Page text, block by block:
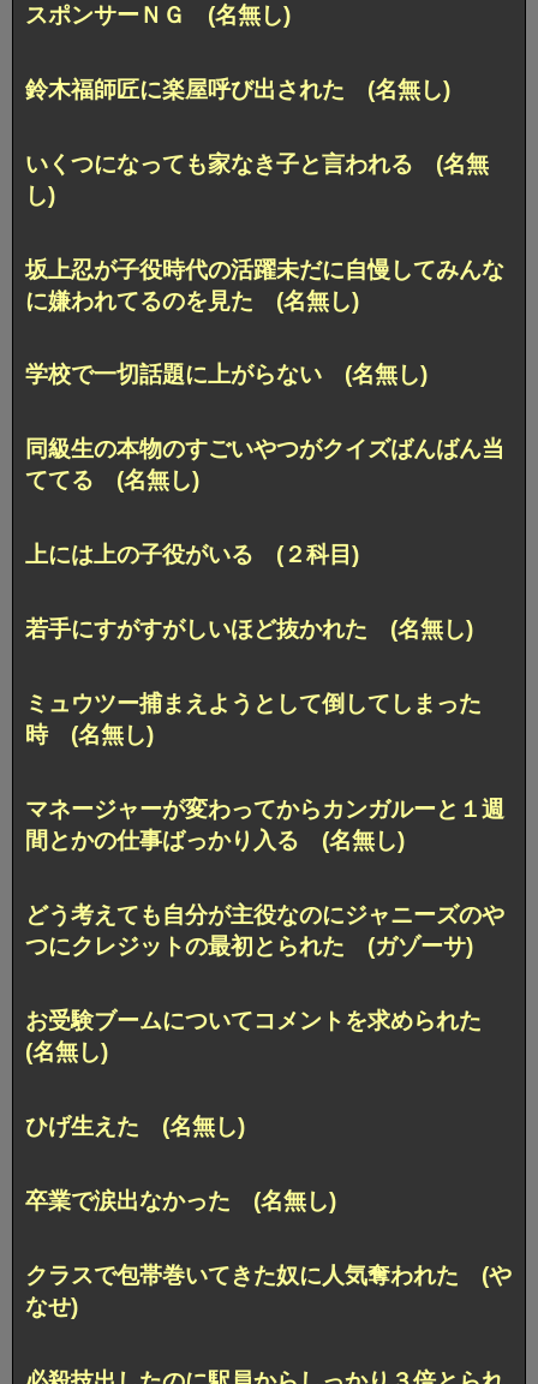
スポンサーＮＧ (名無し)
鈴木福師匠に楽屋呼び出された (名無し)
いくつになっても家なき子と言われる (名無
し)
坂上忍が子役時代の活躍未だに自慢してみんな
に嫌われてるのを見た (名無し)
学校で一切話題に上がらない (名無し)
同級生の本物のすごいやつがクイズばんばん当
ててる (名無し)
上には上の子役がいる (２科目)
若手にすがすがしいほど抜かれた (名無し)
ミュウツー捕まえようとして倒してしまった
時 (名無し)
マネージャーが変わってからカンガルーと１週
間とかの仕事ばっかり入る (名無し)
どう考えても自分が主役なのにジャニーズのや
つにクレジットの最初とられた (ガゾーサ)
お受験ブームについてコメントを求められた
(名無し)
ひげ生えた (名無し)
卒業で涙出なかった (名無し)
クラスで包帯巻いてきた奴に人気奪われた (や
なせ)